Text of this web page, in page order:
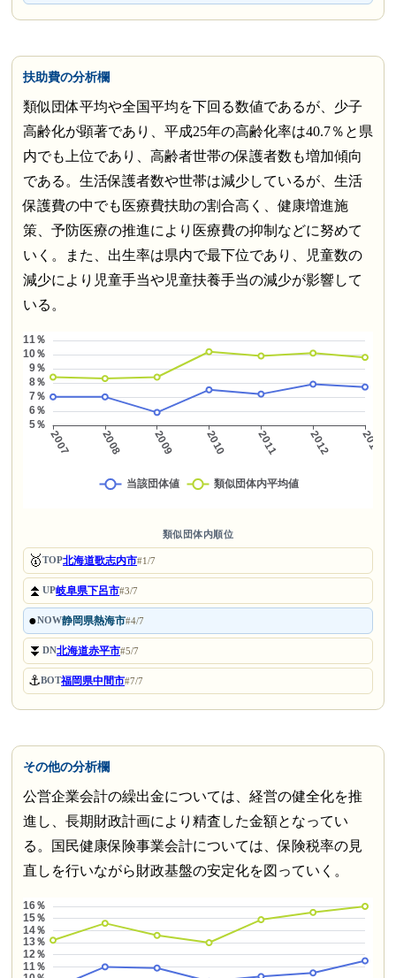
扶助費の分析欄
類似団体平均や全国平均を下回る数値であるが、少子
高齢化が顕著であり、平成25年の高齢化率は40.7％と県
内でも上位であり、高齢者世帯の保護者数も増加傾向
である。生活保護者数や世帯は減少しているが、生活
保護費の中でも医療費扶助の割合高く、健康増進施
策、予防医療の推進により医療費の抑制などに努めて
いく。また、出生率は県内で最下位であり、児童数の
減少により児童手当や児童扶養手当の減少が影響して
いる。
類似団体内順位
🥇TOP北海道歌志内市#1/7
⏫UP岐阜県下呂市#3/7
●NOW静岡県熱海市#4/7
⏬DN北海道赤平市#5/7
⚓BOT福岡県中間市#7/7
その他の分析欄
公営企業会計の繰出金については、経営の健全化を推
進し、長期財政計画により精査した金額となってい
る。国民健康保険事業会計については、保険税率の見
直しを行いながら財政基盤の安定化を図っていく。